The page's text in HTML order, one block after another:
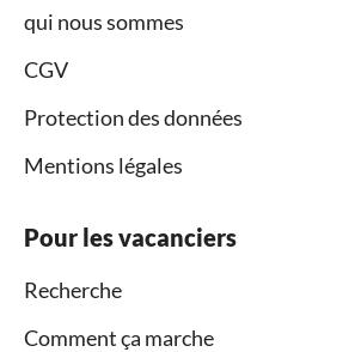
qui nous sommes
CGV
Protection des données
Mentions légales
Pour les vacanciers
Recherche
Comment ça marche